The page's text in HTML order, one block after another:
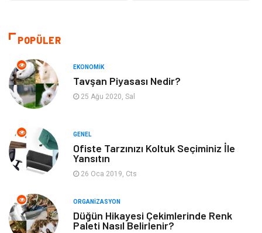
Sağlıklı Yaşam
Otomotiv
Tatil
Yeme & İçme Spor
Gençlik & Eğlence Keyif & Hobi
POPÜLER
EKONOMIK
Tavşan Piyasası Nedir?
25 Ağu 2020, Sal
GENEL
Ofiste Tarzınızı Koltuk Seçiminiz İle
Yansıtın
26 Oca 2019, Cts
ORGANIZASYON
Düğün Hikayesi Çekimlerinde Renk
Paleti Nasıl Belirlenir?